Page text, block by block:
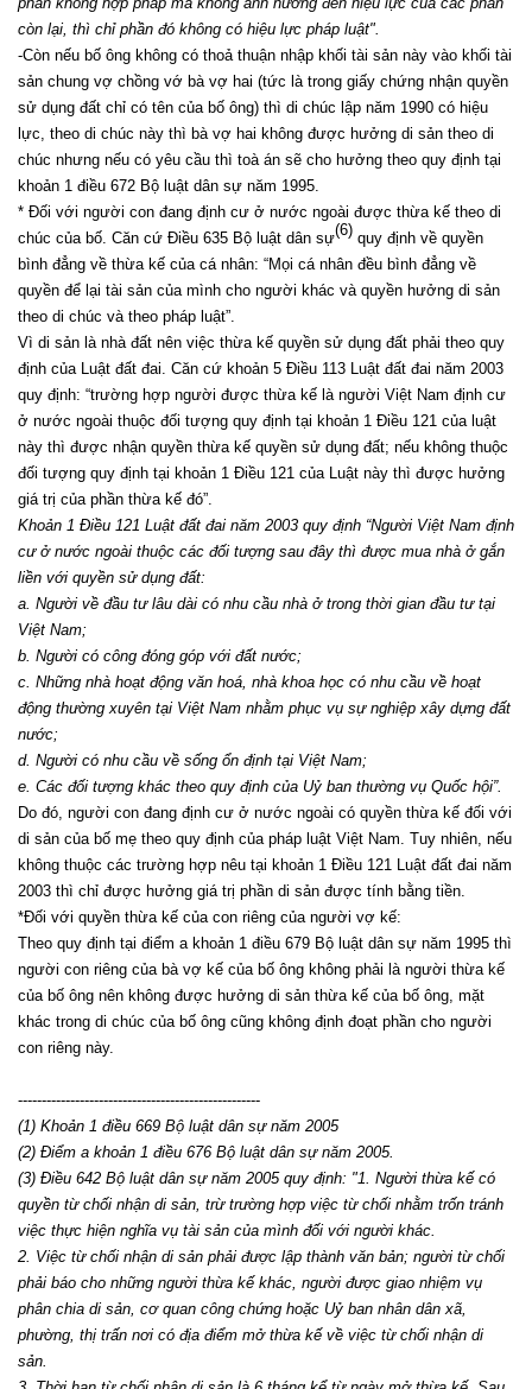
còn lại, thì chỉ phần đó không có hiệu lực pháp luật".
-Còn nếu bố ông không có thoả thuận nhập khối tài sản này vào khối tài
sản chung vợ chồng vớ bà vợ hai (tức là trong giấy chứng nhận quyền
sử dụng đất chỉ có tên của bố ông) thì di chúc lập năm 1990 có hiệu
lực, theo di chúc này thì bà vợ hai không được hưởng di sản theo di
chúc nhưng nếu có yêu cầu thì toà án sẽ cho hưởng theo quy định tại
khoản 1 điều 672 Bộ luật dân sự năm 1995.
* Đối với người con đang định cư ở nước ngoài được thừa kế theo di
chúc của bố. Căn cứ Điều 635 Bộ luật dân sự(6) quy định về quyền
bình đẳng về thừa kế của cá nhân: “Mọi cá nhân đều bình đẳng về
quyền để lại tài sản của mình cho người khác và quyền hưởng di sản
theo di chúc và theo pháp luật”.
Vì di sản là nhà đất nên việc thừa kế quyền sử dụng đất phải theo quy
định của Luật đất đai. Căn cứ khoản 5 Điều 113 Luật đất đai năm 2003
quy định: “trường hợp người được thừa kế là người Việt Nam định cư
ở nước ngoài thuộc đối tượng quy định tại khoản 1 Điều 121 của luật
này thì được nhận quyền thừa kế quyền sử dụng đất; nếu không thuộc
đối tượng quy định tại khoản 1 Điều 121 của Luật này thì được hưởng
giá trị của phần thừa kế đó”.
Khoản 1 Điều 121 Luật đất đai năm 2003 quy định “Người Việt Nam định
cư ở nước ngoài thuộc các đối tượng sau đây thì được mua nhà ở gắn
liền với quyền sử dụng đất:
a. Người về đầu tư lâu dài có nhu cầu nhà ở trong thời gian đầu tư tại
Việt Nam;
b. Người có công đóng góp với đất nước;
c. Những nhà hoạt động văn hoá, nhà khoa học có nhu cầu về hoạt
động thường xuyên tại Việt Nam nhằm phục vụ sự nghiệp xây dựng đất
nước;
d. Người có nhu cầu về sống ổn định tại Việt Nam;
e. Các đối tượng khác theo quy định của Uỷ ban thường vụ Quốc hội”.
Do đó, người con đang định cư ở nước ngoài có quyền thừa kế đối với
di sản của bố mẹ theo quy định của pháp luật Việt Nam. Tuy nhiên, nếu
không thuộc các trường hợp nêu tại khoản 1 Điều 121 Luật đất đai năm
2003 thì chỉ được hưởng giá trị phần di sản được tính bằng tiền.
*Đối với quyền thừa kế của con riêng của người vợ kế:
Theo quy định tại điểm a khoản 1 điều 679 Bộ luật dân sự năm 1995 thì
người con riêng của bà vợ kế của bố ông không phải là người thừa kế
của bố ông nên không được hưởng di sản thừa kế của bố ông, mặt
khác trong di chúc của bố ông cũng không định đoạt phần cho người
con riêng này.
---------------------------------------------------
(1) Khoản 1 điều 669 Bộ luật dân sự năm 2005
(2) Điểm a khoản 1 điều 676 Bộ luật dân sự năm 2005.
(3) Điều 642 Bộ luật dân sự năm 2005 quy định: "1. Người thừa kế có
quyền từ chối nhận di sản, trừ trường hợp việc từ chối nhằm trốn tránh
việc thực hiện nghĩa vụ tài sản của mình đối với người khác.
2. Việc từ chối nhận di sản phải được lập thành văn bản; người từ chối
phải báo cho những người thừa kế khác, người được giao nhiệm vụ
phân chia di sản, cơ quan công chứng hoặc Uỷ ban nhân dân xã,
phường, thị trấn nơi có địa điểm mở thừa kế về việc từ chối nhận di
sản.